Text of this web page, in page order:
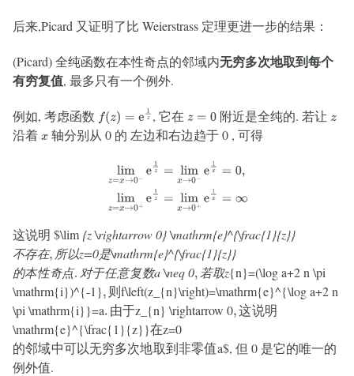
后来,Picard 又证明了比 Weierstrass 定理更进一步的结果：
(Picard) 全纯函数在本性奇点的邻域内无穷多次地取到每个
有穷复值, 最多只有一个例外.
例如, 考虑函数 f(z)= e1 z , 它在 z=0 附近是全纯的. 若让 z
沿着x 轴分别从 0 的 左边和右边趋于 0 , 可得
x→0 e1 =0 ,limz =x→0 +e
这说明 $\lim {z \rightarrow 0} \mathrm{e}^{\frac{1}{z}}
不存在 所以
不存在,所
以
z=0是
是\mathrm{e}^{\frac{1}{z}}
的本性奇点 对于任意复数
的本性奇点.对于任意复
数
a \neq 0 若取
,若取z{n}=(\log a+2 n \pi
\mathrm{i})^{-1}
则
,则 f\left(z_{n}\right)=\mathrm{e}^{\log a+2 n
\pi \mathrm{i}}=a 由于
.由于z_{n} \rightarrow 0 这说明
,这说明
\mathrm{e}^{\frac{1}{z}}在
在z=0
的邻域中可 以无穷多次地取到非零值
的邻域中可以无穷多次地取到非零值a$, 但 0 是它的唯一的
例外值.